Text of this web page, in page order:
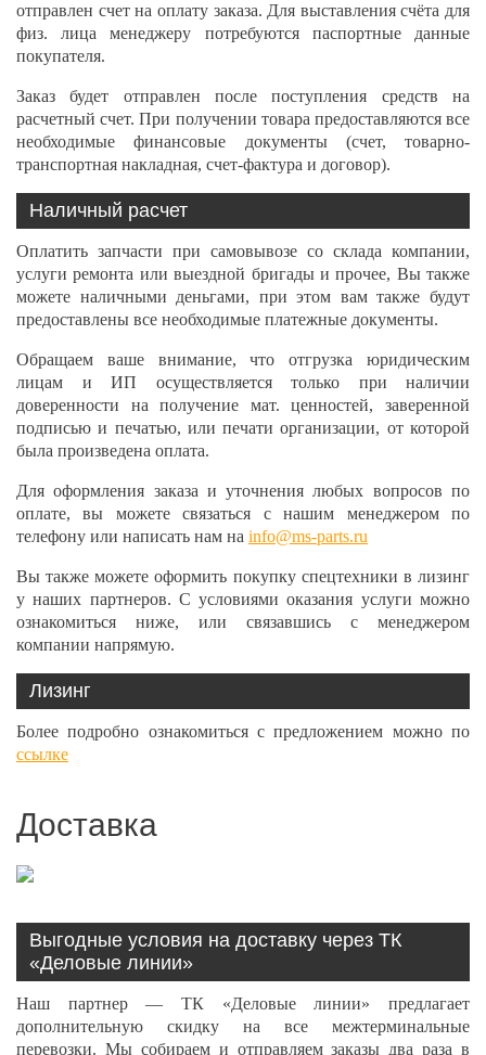
отправлен счет на оплату заказа. Для выставления счёта для
физ. лица менеджеру потребуются паспортные данные
покупателя.
Заказ будет отправлен после поступления средств на
расчетный счет. При получении товара предоставляются все
необходимые финансовые документы (счет, товарно-
транспортная накладная, счет-фактура и договор).
Наличный расчет
Оплатить запчасти при самовывозе со склада компании,
услуги ремонта или выездной бригады и прочее, Вы также
можете наличными деньгами, при этом вам также будут
предоставлены все необходимые платежные документы.
Обращаем ваше внимание, что отгрузка юридическим
лицам и ИП осуществляется только при наличии
доверенности на получение мат. ценностей, заверенной
подписью и печатью, или печати организации, от которой
была произведена оплата.
Для оформления заказа и уточнения любых вопросов по
оплате, вы можете связаться с нашим менеджером по
телефону или написать нам на info@ms-parts.ru
Вы также можете оформить покупку спецтехники в лизинг
у наших партнеров. С условиями оказания услуги можно
ознакомиться ниже, или связавшись с менеджером
компании напрямую.
Лизинг
Более подробно ознакомиться с предложением можно по
ссылке
Доставка
Выгодные условия на доставку через ТК
«Деловые линии»
Наш партнер — ТК «Деловые линии» предлагает
дополнительную скидку на все межтерминальные
перевозки. Мы собираем и отправляем заказы два раза в